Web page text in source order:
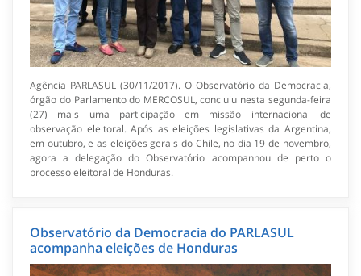
Agência PARLASUL (30/11/2017). O Observatório da Democracia,
órgão do Parlamento do MERCOSUL, concluiu nesta segunda-feira
(27) mais uma participação em missão internacional de
observação eleitoral. Após as eleições legislativas da Argentina,
em outubro, e as eleições gerais do Chile, no dia 19 de novembro,
agora a delegação do Observatório acompanhou de perto o
processo eleitoral de Honduras.
Observatório da Democracia do PARLASUL
acompanha eleições de Honduras